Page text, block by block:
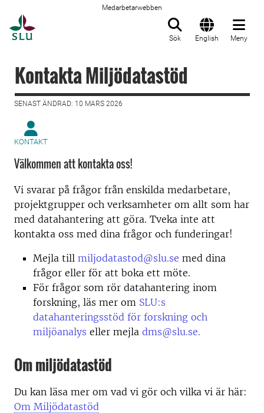
Medarbetarwebben
Sök English Meny
Kontakta Miljödatastöd
SENAST ÄNDRAD: 10 MARS 2026
KONTAKT
Välkommen att kontakta oss!
Vi svarar på frågor från enskilda medarbetare,
projektgrupper och verksamheter om allt som har
med datahantering att göra. Tveka inte att
kontakta oss med dina frågor och funderingar!
Mejla till miljodatastod@slu.se med dina
frågor eller för att boka ett möte.
För frågor som rör datahantering inom
forskning, läs mer om SLU:s
datahanteringsstöd för forskning och
miljöanalys eller mejla dms@slu.se.
Om miljödatastöd
Du kan läsa mer om vad vi gör och vilka vi är här:
Om Miljödatastöd